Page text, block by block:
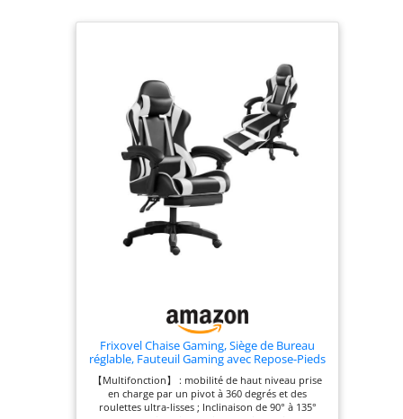
Frixovel Chaise Gaming, Siège de Bureau
réglable, Fauteuil Gaming avec Repose-Pieds
télescopique (Noir et Blanc)
【Multifonction】 : mobilité de haut niveau prise
en charge par un pivot à 360 degrés et des
roulettes ultra-lisses ; Inclinaison de 90° à 135°